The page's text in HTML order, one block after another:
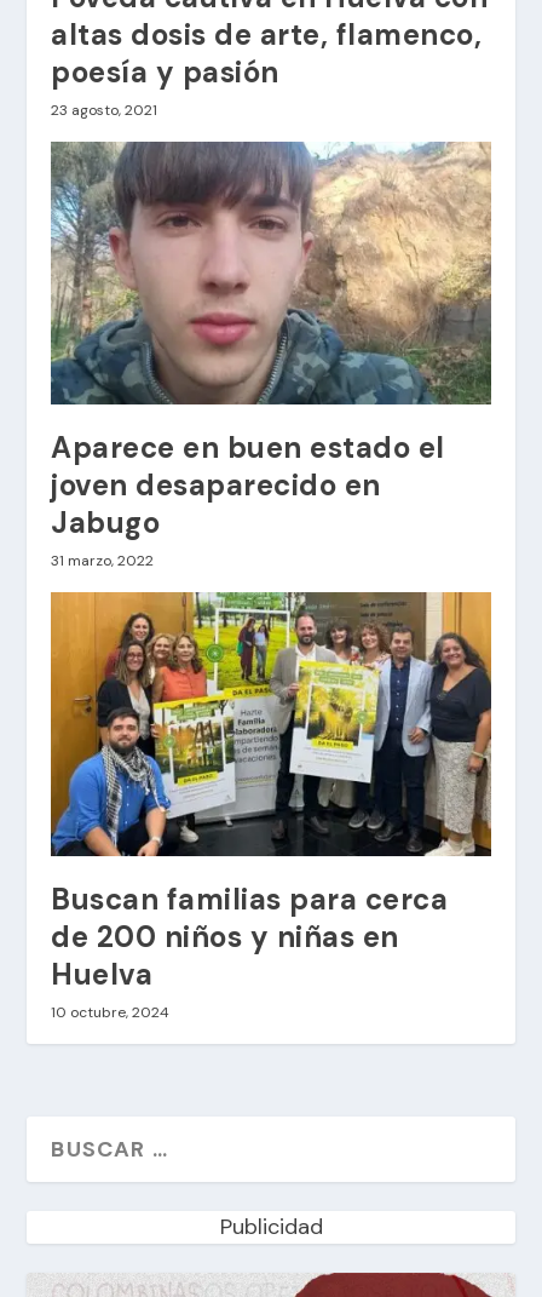
altas dosis de arte, flamenco,
poesía y pasión
23 agosto, 2021
Aparece en buen estado el
joven desaparecido en
Jabugo
31 marzo, 2022
Buscan familias para cerca
de 200 niños y niñas en
Huelva
10 octubre, 2024
Publicidad